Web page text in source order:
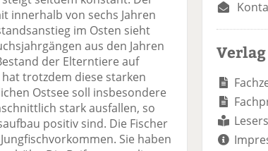
innerhalb von sechs Jahren
im Osten sieht
aus den Jahren
der Elterntiere auf
trotzdem diese starken
Ostsee soll insbesondere
stark ausfallen, so
positiv sind. Die Fischer
Sie haben
Verlag